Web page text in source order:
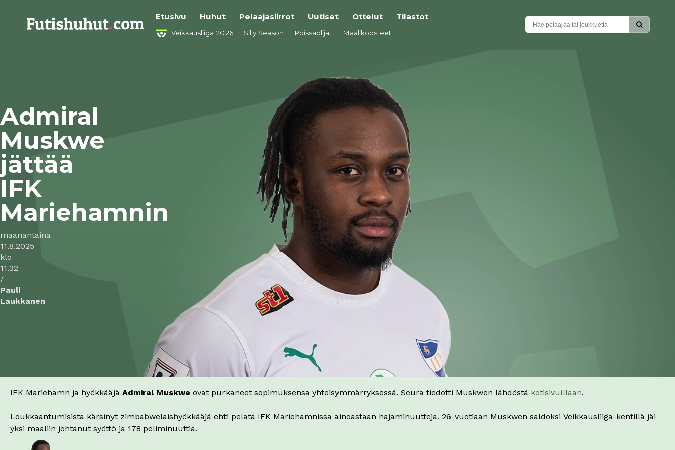
Etusivu Huhut Pelaajasiirrot Uutiset Ottelut Tilastot
Veikkausliiga 2026 Silly Season Poissaolijat Maalikoosteet
Admiral
Muskwe
jättää
IFK
Mariehamnin
maanantaina
11.8.2025
klo
11.32
/
Pauli
Laukkanen
IFK Mariehamn ja hyökkääjä Admiral Muskwe ovat purkaneet sopimuksensa yhteisymmärryksessä. Seura tiedotti Muskwen lähdöstä kotisivuillaan.
Loukkaantumisista kärsinyt zimbabwelaishyökkääjä ehti pelata IFK Mariehamnissa ainoastaan hajaminuutteja. 26-vuotiaan Muskwen saldoksi Veikkausliiga-kentillä jäi
yksi maaliin johtanut syöttö ja 178 peliminuuttia.